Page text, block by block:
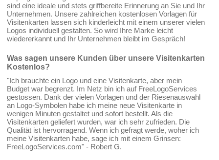
sind eine ideale und stets griffbereite Erinnerung an Sie und Ihr
Unternehmen. Unsere zahlreichen kostenlosen Vorlagen für
Visitenkarten lassen sich kinderleicht mit einem unserer vielen
Logos individuell gestalten. So wird Ihre Marke leicht
wiedererkannt und Ihr Unternehmen bleibt im Gespräch!
Was sagen unsere Kunden über unsere Visitenkarten
Kostenlos?
"Ich brauchte ein Logo und eine Visitenkarte, aber mein
Budget war begrenzt. Im Netz bin ich auf FreeLogoServices
gestossen. Dank der vielen Vorlagen und der Riesenauswahl
an Logo-Symbolen habe ich meine neue Visitenkarte in
wenigen Minuten gestaltet und sofort bestellt. Als die
Visitenkarten geliefert wurden, war ich sehr zufrieden. Die
Qualität ist hervorragend. Wenn ich gefragt werde, woher ich
meine Visitenkarten habe, sage ich mit einem Grinsen:
FreeLogoServices.com" - Robert G.